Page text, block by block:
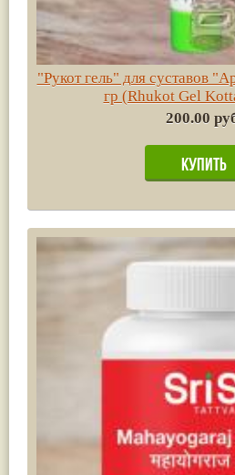
"Рукот гель" для суставов
гр (Rhukot Gel
200.00